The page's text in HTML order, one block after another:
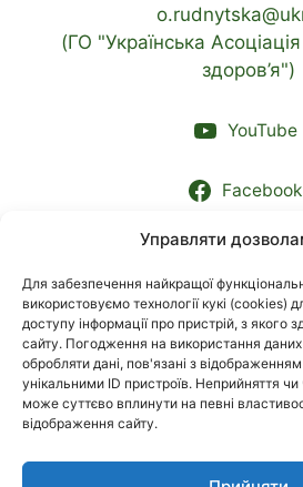
Управляти
Для забезпечення найкращої
використовуємо технології кукі (cookies)
доступу інформації про пристрій, з якого
сайту. Погодження на використання даних
обробляти дані, пов'язані з
унікальними ID пристроїв. Неприйняття
може суттєво вплинути на певні
відображення сайту.
(ГО "Українська
здоров’я")
YouTube
Facebook
Контакти
МОВА
Українська